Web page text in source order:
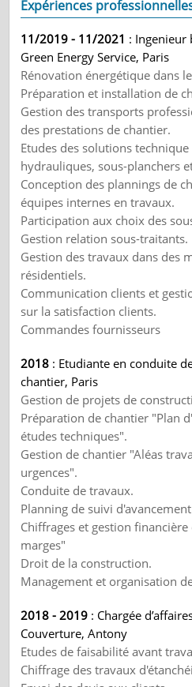
Expériences
11/2019 - 11/2021 : Ingenieur
Green Energy Service, Paris
Rénovation énergétique dans
Préparation et installation de
Gestion des transports
des prestations de chantier.
Etudes des solutions
hydrauliques, sous-planchers
Conception des plannings de
équipes internes en travaux.
Participation aux choix des
Gestion relation sous-traitants.
Gestion des travaux dans des
résidentiels.
Communication clients et
sur la satisfaction clients.
Commandes fournisseurs
2018 : Etudiante en conduite
chantier, Paris
Gestion de projets de
Préparation de chantier "Plan
études techniques".
Gestion de chantier "Aléas
urgences".
Conduite de travaux.
Planning de suivi
Chiffrages et gestion
marges"
Droit de la construction.
Management et organisation
2018 - 2019 : Chargée
Couverture, Antony
Etudes de faisabilité avant
Chiffrage des travaux